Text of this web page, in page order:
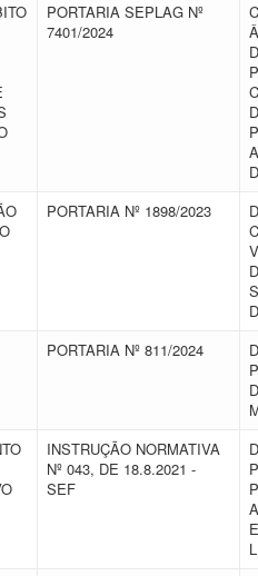
PORTARIA SEPLAG Nº
7401/2024
PORTARIA Nº 1898/2023
PORTARIA Nº 811/2024
INSTRUÇÃO NORMATIVA
Nº 043, DE 18.8.2021 -
SEF